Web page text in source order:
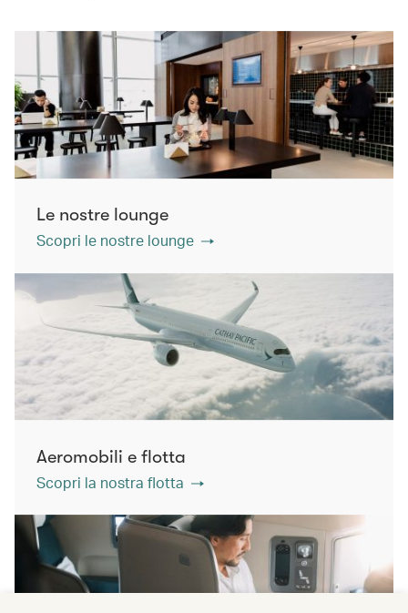
Le nostre lounge
Scopri le nostre lounge
Aeromobili e flotta
Scopri la nostra flotta